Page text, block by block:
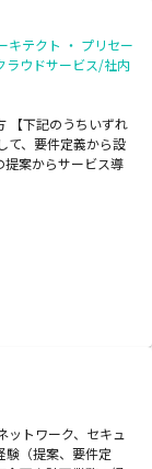
キテクト ・ プリセー
ラウドサービス/社内
【下記のうちいずれ
て、要件定義から設
案からサービス導
ットワーク、セキュ
験（提案、要件定